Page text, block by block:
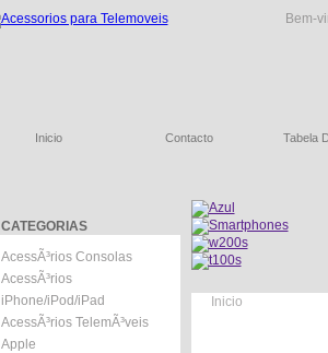
Bem-
Inicio Contacto Tabela
CATEGORIAS
AcessÃ³rios Consolas
AcessÃ³rios
iPhone/iPod/iPad
AcessÃ³rios TelemÃ³veis
Apple
Inicio